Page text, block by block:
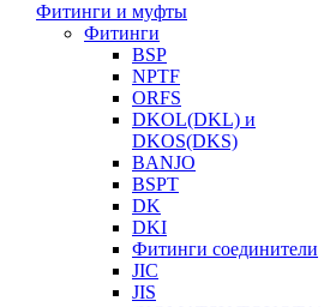
Фитинги и муфты
Фитинги
BSP
NPTF
ORFS
DKOL(DKL) и
DKOS(DKS)
BANJO
BSPT
DK
DKI
Фитинги соединители
JIC
JIS